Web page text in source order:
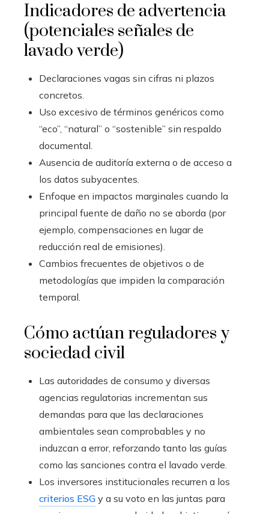
Indicadores de advertencia
(potenciales señales de
lavado verde)
Declaraciones vagas sin cifras ni plazos
concretos.
Uso excesivo de términos genéricos como
“eco”, “natural” o “sostenible” sin respaldo
documental.
Ausencia de auditoría externa o de acceso a
los datos subyacentes.
Enfoque en impactos marginales cuando la
principal fuente de daño no se aborda (por
ejemplo, compensaciones en lugar de
reducción real de emisiones).
Cambios frecuentes de objetivos o de
metodologías que impiden la comparación
temporal.
Cómo actúan reguladores y
sociedad civil
Las autoridades de consumo y diversas
agencias regulatorias incrementan sus
demandas para que las declaraciones
ambientales sean comprobables y no
induzcan a error, reforzando tanto las guías
como las sanciones contra el lavado verde.
Los inversores institucionales recurren a los
criterios ESG y a su voto en las juntas para